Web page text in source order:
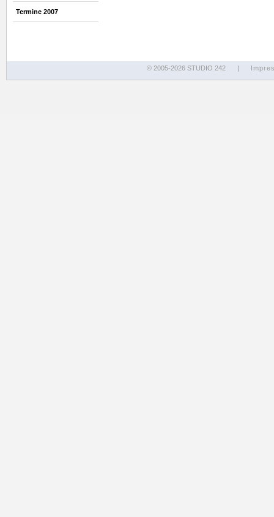
Termine 2007
© 2005-2026 STUDIO 242 |